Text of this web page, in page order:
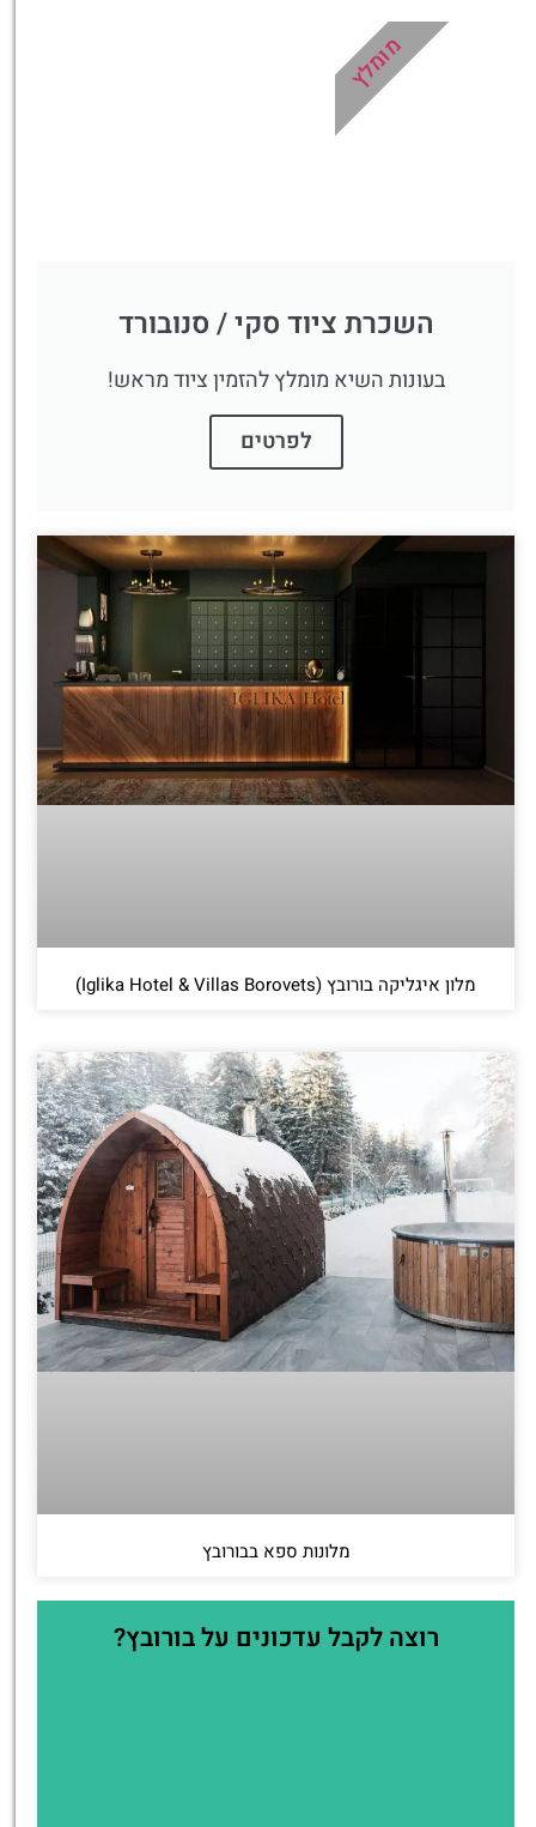
השכרת ציוד סקי / סנובורד
בעונות השיא מומלץ להזמין ציוד מראש!
לפרטים
מומלץ
מלון איגליקה בורובץ (Iglika Hotel & Villas Borovets)
מלונות ספא בבורובץ
רוצה לקבל עדכונים על בורובץ?